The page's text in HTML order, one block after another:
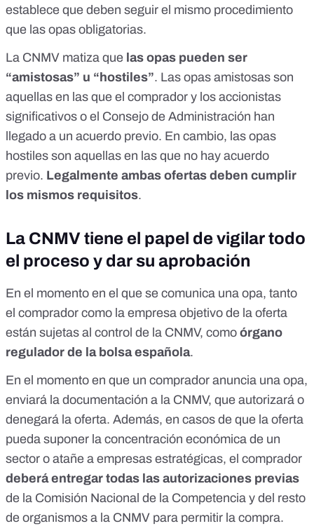
establece que deben seguir el mismo procedimiento
que las opas obligatorias.
La CNMV matiza que las opas pueden ser
“amistosas” u “hostiles”. Las opas amistosas son
aquellas en las que el comprador y los accionistas
significativos o el Consejo de Administración han
llegado a un acuerdo previo. En cambio, las opas
hostiles son aquellas en las que no hay acuerdo
previo. Legalmente ambas ofertas deben cumplir
los mismos requisitos.
La CNMV tiene el papel de vigilar todo
el proceso y dar su aprobación
En el momento en el que se comunica una opa, tanto
el comprador como la empresa objetivo de la oferta
están sujetas al control de la CNMV, como órgano
regulador de la bolsa española.
En el momento en que un comprador anuncia una opa,
enviará la documentación a la CNMV, que autorizará o
denegará la oferta. Además, en casos de que la oferta
pueda suponer la concentración económica de un
sector o atañe a empresas estratégicas, el comprador
deberá entregar todas las autorizaciones previas
de la Comisión Nacional de la Competencia y del resto
de organismos a la CNMV para permitir la compra.